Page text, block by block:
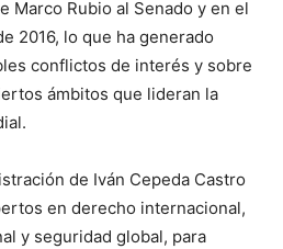
Marco Rubio al Senado y en el
2016, lo que ha generado
conflictos de interés y sobre
ámbitos que lideran la
de Iván Cepeda Castro
en derecho internacional,
y seguridad global, para